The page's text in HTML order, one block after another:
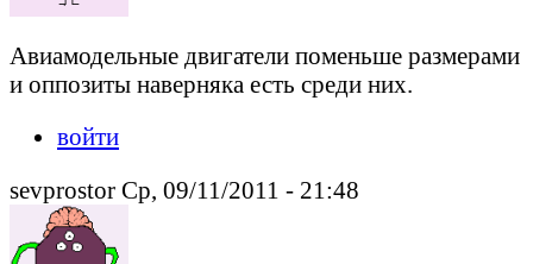
Авиамодельные двигатели поменьше размерами
и оппозиты наверняка есть среди них.
войти
sevprostor Ср, 09/11/2011 - 21:48